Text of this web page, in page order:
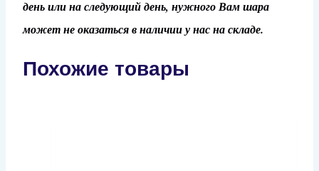
день или на следующий день, нужного Вам шара
может не оказаться в наличии у нас на складе.
Похожие товары